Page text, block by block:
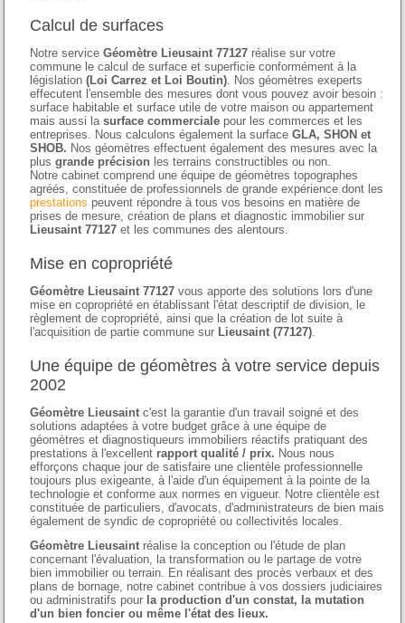
Calcul de surfaces
Notre serviceGéomètre Lieusaint 77127 réalise sur votre
commune le calcul de surface et superficie conformément à la
législation(Loi Carrez et Loi Boutin). Nos géomètres exeperts
effecutent l'ensemble des mesures dont vous pouvez avoir besoin :
surface habitable et surface utile de votre maison ou appartement
mais aussi lasurface commerciale pour les commerces et les
entreprises. Nous calculons également la surfaceGLA, SHON et
SHOB. Nos géomètres effectuent également des mesures avec la
plusgrande précision les terrains constructibles ou non.
Notre cabinet comprend une équipe de géomètres topographes
agréés, constituée de professionnels de grande expérience dont les
prestations peuvent répondre à tous vos besoins en matière de
prises de mesure, création de plans et diagnostic immobilier sur
Lieusaint 77127 et les communes des alentours.
Mise en copropriété
Géomètre Lieusaint 77127 vous apporte des solutions lors d'une
mise en copropriété en établissant l'état descriptif de division, le
règlement de copropriété, ainsi que la création de lot suite à
l'acquisition de partie commune sur Lieusaint (77127).
Une équipe de géomètres à votre service depuis
2002
Géomètre Lieusaint c'est la garantie d'un travail soigné et des
solutions adaptées à votre budget grâce à une équipe de
géomètres et diagnostiqueurs immobiliers réactifs pratiquant des
prestations à l'excellent rapport qualité / prix. Nous nous
efforçons chaque jour de satisfaire une clientèle professionnelle
toujours plus exigeante, à l'aide d'un équipement à la pointe de la
technologie et conforme aux normes en vigueur. Notre clientèle est
constituée de particuliers, d'avocats, d'administrateurs de bien mais
également de syndic de copropriété ou collectivités locales.
Géomètre Lieusaint réalise la conception ou l'étude de plan
concernant l'évaluation, la transformation ou le partage de votre
bien immobilier ou terrain. En réalisant des procès verbaux et des
plans de bornage, notre cabinet contribue à vos dossiers judiciaires
ou administratifs pour la production d'un constat, la mutation
d'un bien foncier ou même l'état des lieux.